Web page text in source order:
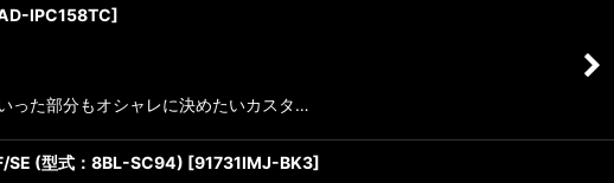
IPC158TC]
った部分もオシャレに決めたいカスタ…
SE (型式：8BL-SC94) [91731IMJ-BK3]